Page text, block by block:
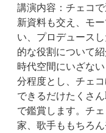
講演内容：チェコ
新資料も交え、モ
い、プロデュース
的な役割について
時代空間にいざな
分程度とし、チェ
できるだけたくさ
で鑑賞します。チ
家、歌手ももちろん